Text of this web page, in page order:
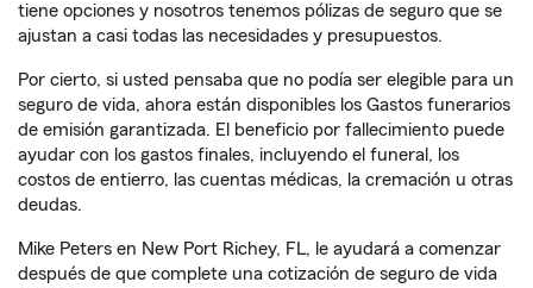
tiene opciones y nosotros tenemos pólizas de seguro que se
ajustan a casi todas las necesidades y presupuestos.
Por cierto, si usted pensaba que no podía ser elegible para un
seguro de vida, ahora están disponibles los Gastos funerarios
de emisión garantizada. El beneficio por fallecimiento puede
ayudar con los gastos finales, incluyendo el funeral, los
costos de entierro, las cuentas médicas, la cremación u otras
deudas.
Mike Peters en New Port Richey, FL, le ayudará a comenzar
después de que complete una cotización de seguro de vida